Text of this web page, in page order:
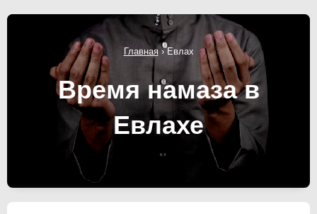
Главная›Евлах
Время намаза в
Евлахе